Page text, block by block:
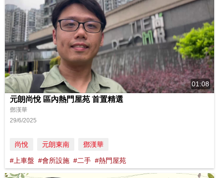
01:08
元朗尚悅 區內熱門屋苑 首置精選
鄧漢華
29/6/2025
尚悅 元朗東南 鄧漢華
#上車盤 #會所設施 #二手 #熱門屋苑